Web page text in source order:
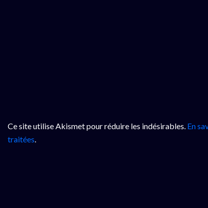
Ce site utilise Akismet pour réduire les indésirables. En
traitées.